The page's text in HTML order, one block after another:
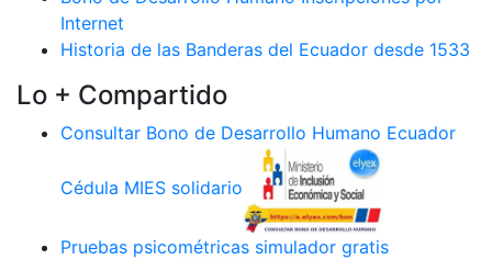
Internet
Historia de las Banderas del Ecuador desde 1533
Lo + Compartido
Consultar Bono de Desarrollo Humano Ecuador
Cédula MIES solidario
Pruebas psicométricas simulador gratis